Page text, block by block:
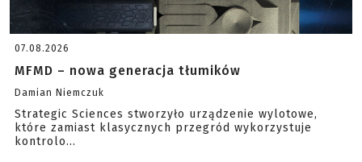
07.08.2026
MFMD – nowa generacja tłumików
Damian Niemczuk
Strategic Sciences stworzyło urządzenie wylotowe,
które zamiast klasycznych przegród wykorzystuje
kontrolo...